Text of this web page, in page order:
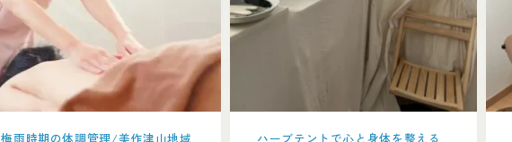
梅雨時期の体調管理/美作津山地域
ハーブテントで心と身体を整える